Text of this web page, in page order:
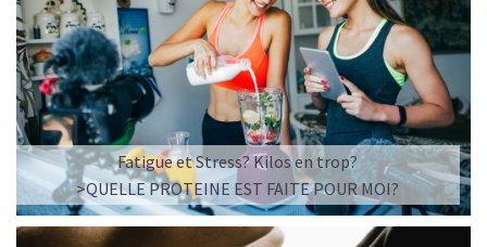
Fatigue et Stress? Kilos en trop?
>QUELLE PROTEINE EST FAITE POUR MOI?